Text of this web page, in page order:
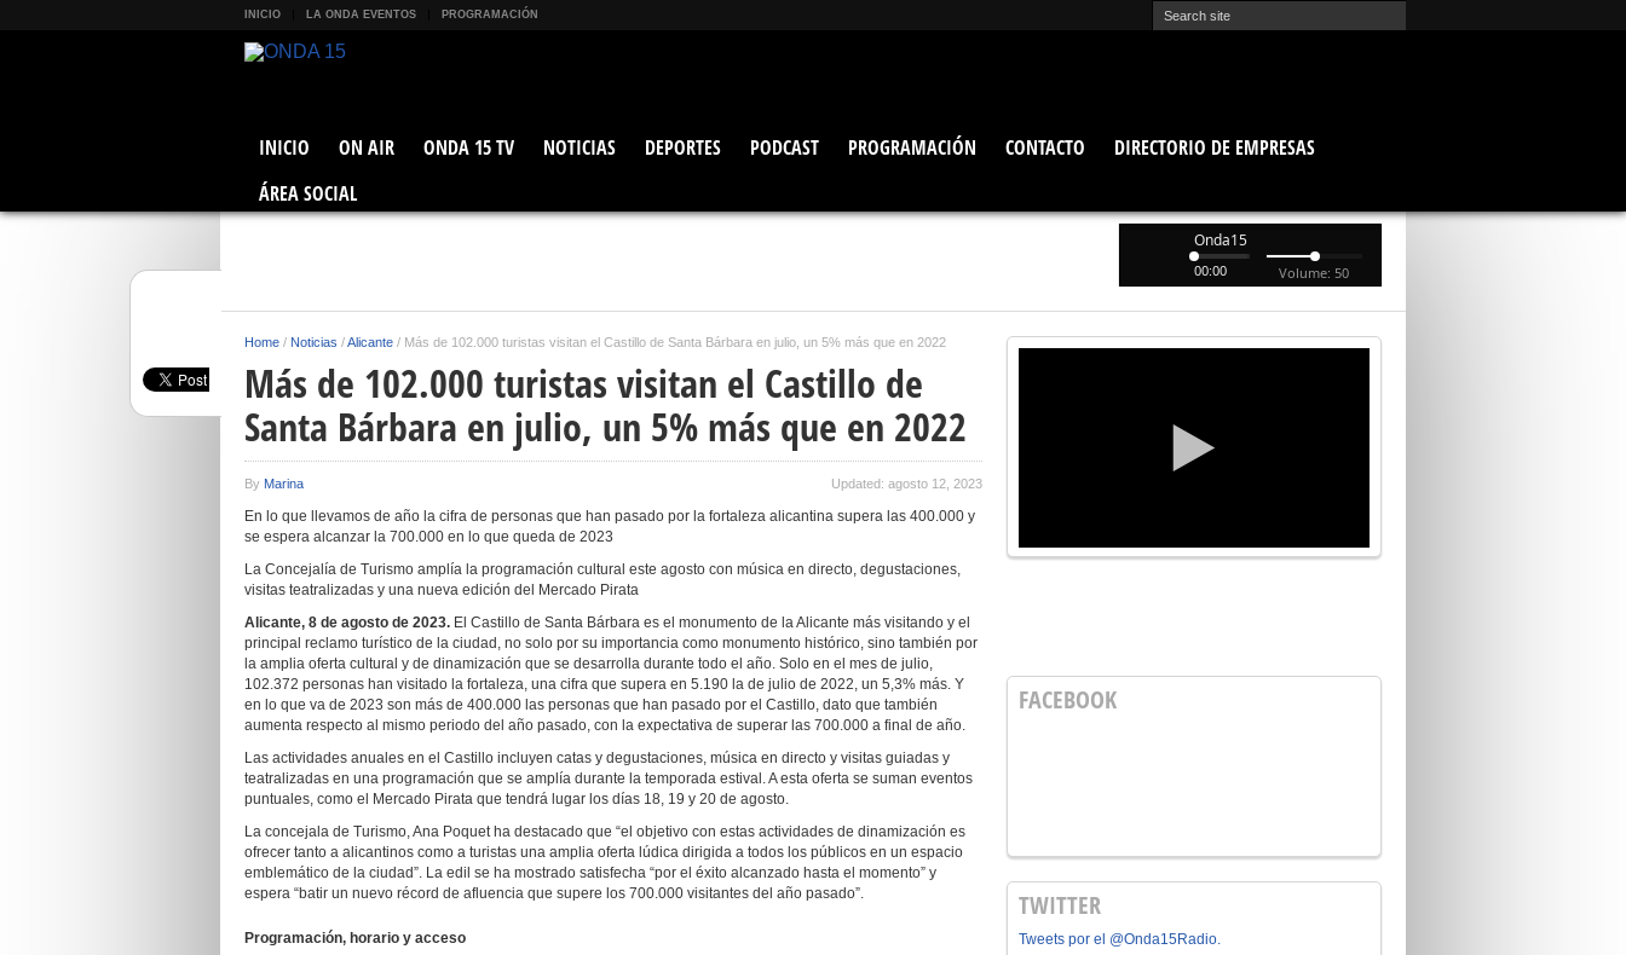
INICIO LA ONDA EVENTOS PROGRAMACIÓN
INICIO ON AIR ONDA 15 TV NOTICIAS DEPORTES PODCAST PROGRAMACIÓN CONTACTO
DIRECTORIO DE EMPRESAS
ÁREA SOCIAL
Onda15
00:00 Volume: 50
Home / Noticias /Alicante / Más de 102.000 turistas visitan el Castillo de Santa Bárbara en julio, un 5% más que en 2022
Más de 102.000 turistas visitan el Castillo de
Santa Bárbara en julio, un 5% más que en 2022
By Marina Updated: agosto 12, 2023
En lo que llevamos de año la cifra de personas que han pasado por la fortaleza alicantina supera las 400.000 y
se espera alcanzar la 700.000 en lo que queda de 2023
La Concejalía de Turismo amplía la programación cultural este agosto con música en directo, degustaciones,
visitas teatralizadas y una nueva edición del Mercado Pirata
Alicante, 8 de agosto de 2023. El Castillo de Santa Bárbara es el monumento de la Alicante más visitando y el
principal reclamo turístico de la ciudad, no solo por su importancia como monumento histórico, sino también por
la amplia oferta cultural y de dinamización que se desarrolla durante todo el año. Solo en el mes de julio,
102.372 personas han visitado la fortaleza, una cifra que supera en 5.190 la de julio de 2022, un 5,3% más. Y
en lo que va de 2023 son más de 400.000 las personas que han pasado por el Castillo, dato que también
aumenta respecto al mismo periodo del año pasado, con la expectativa de superar las 700.000 a final de año.
Las actividades anuales en el Castillo incluyen catas y degustaciones, música en directo y visitas guiadas y
teatralizadas en una programación que se amplía durante la temporada estival. A esta oferta se suman eventos
puntuales, como el Mercado Pirata que tendrá lugar los días 18, 19 y 20 de agosto.
La concejala de Turismo, Ana Poquet ha destacado que “el objetivo con estas actividades de dinamización es
ofrecer tanto a alicantinos como a turistas una amplia oferta lúdica dirigida a todos los públicos en un espacio
emblemático de la ciudad”. La edil se ha mostrado satisfecha “por el éxito alcanzado hasta el momento” y
espera “batir un nuevo récord de afluencia que supere los 700.000 visitantes del año pasado”.
Programación, horario y acceso
FACEBOOK
TWITTER
Tweets por el @Onda15Radio.